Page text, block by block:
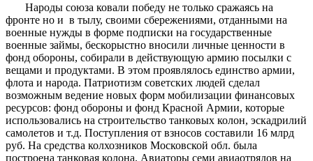
Народы союза ковали победу не только сражаясь на
фронте но и в тылу, своими сбережениями, отданными на
военные нужды в форме подписки на государственные
военные займы, бескорыстно вносили личные ценности в
фонд обороны, собирали в действующую армию посылки с
вещами и продуктами. В этом проявлялось единство армии,
флота и народа. Патриотизм советских людей сделал
возможным ведение новых форм мобилизации финансовых
ресурсов: фонд обороны и фонд Красной Армии, которые
использовались на строительство танковых колон, эскадрилий
самолетов и т.д. Поступления от взносов составили 16 млрд
руб. На средства колхозников Московской обл. была
построена танковая колона. Авиаторы семи авиаотрядов на